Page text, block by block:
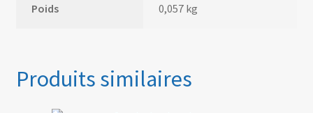
Poids 0,057 kg
Produits similaires